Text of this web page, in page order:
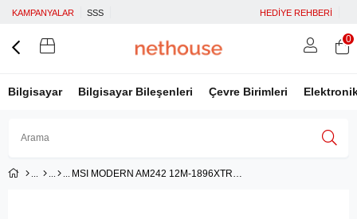
KAMPANYALAR SSS HEDİYE REHBERİ
Bilgisayar Bilgisayar Bileşenleri Çevre Birimleri
0
MSI MODERN AM242 12M-1896XTR 23.8 FHD 16:9 (1920X1080) I5-1235U 8GB DDR4 500GB SSD FDOS SIYAH AIO PC